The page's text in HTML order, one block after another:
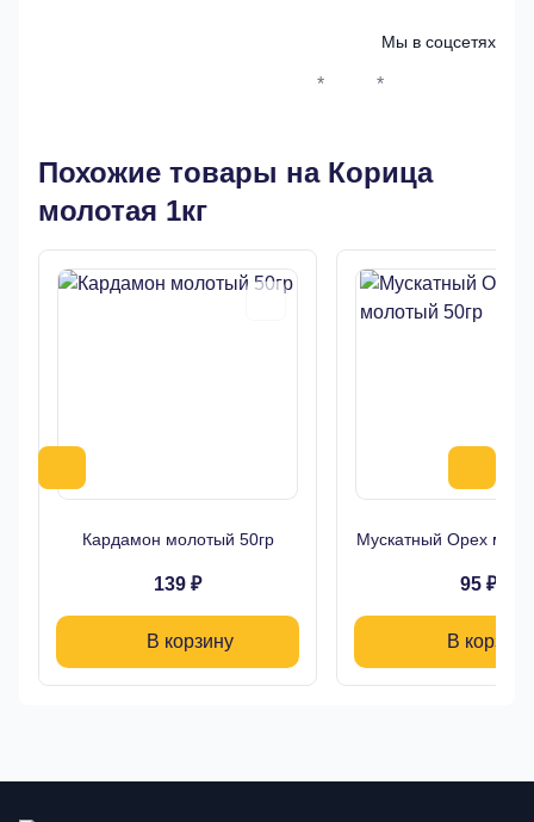
Мы в соцсетях
* *
Похожие товары на Корица
молотая 1кг
Кардамон молотый 50гр
139 ₽
В корзину
Мускатный Орех
95 ₽
В корзину